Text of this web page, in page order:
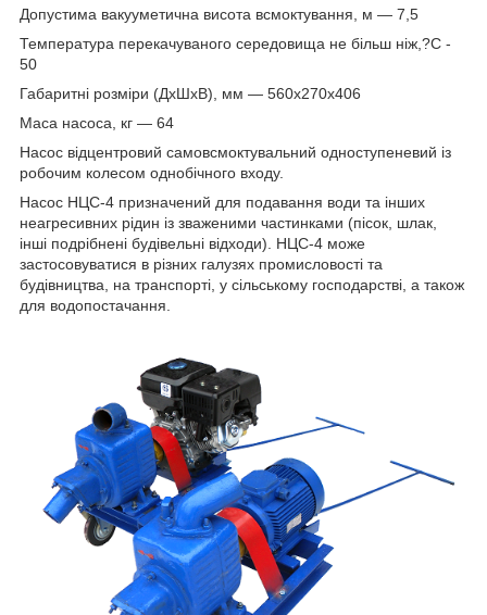
Допустима вакууметична висота всмоктування, м — 7,5
Температура перекачуваного середовища не більш ніж,?С -
50
Габаритні розміри (ДхШхВ), мм — 560х270х406
Маса насоса, кг — 64
Насос відцентровий самовсмоктувальний одноступеневий із
робочим колесом однобічного входу.
Насос НЦС-4 призначений для подавання води та інших
неагресивних рідин із зваженими частинками (пісок, шлак,
інші подрібнені будівельні відходи). НЦС-4 може
застосовуватися в різних галузях промисловості та
будівництва, на транспорті, у сільському господарстві, а також
для водопостачання.